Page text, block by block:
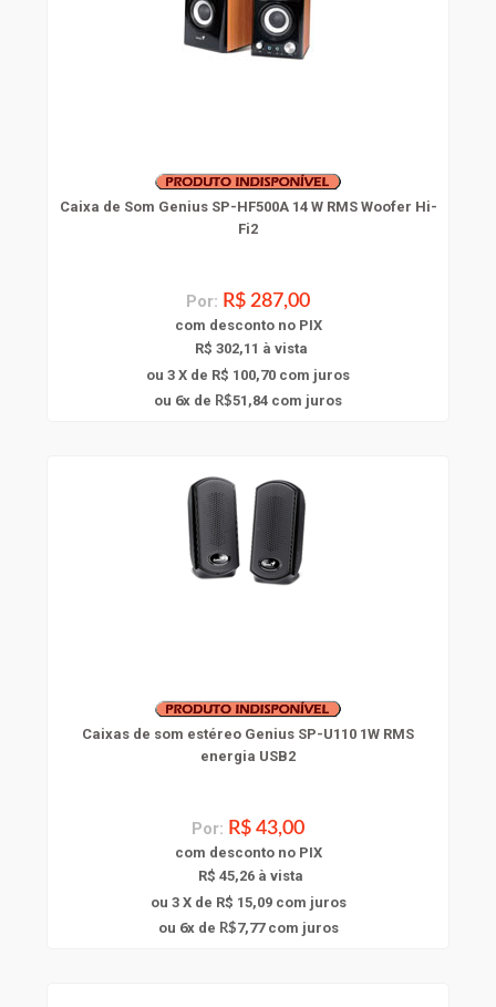
Caixa de Som Genius SP-HF500A 14 W RMS Woofer Hi-
Fi2
Por: R$ 287,00
com desconto no PIX
R$ 302,11 à vista
ou 3 X de R$ 100,70 com juros
ou 6x de R$51,84 com juros
Caixas de som estéreo Genius SP-U110 1W RMS
energia USB2
Por: R$ 43,00
com desconto no PIX
R$ 45,26 à vista
ou 3 X de R$ 15,09com juros
ou 6x de R$7,77com juros